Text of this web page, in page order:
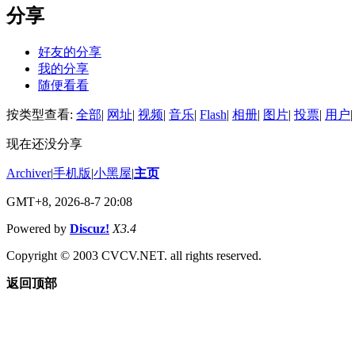
分享
好友的分享
我的分享
随便看看
按类型查看: 全部| 网址| 视频| 音乐| Flash| 相册| 图片| 投票| 用户|
现在还没分享
Archiver|手机版|小黑屋|主页
GMT+8, 2026-8-7 20:08
Powered by Discuz! X3.4
Copyright © 2003 CVCV.NET. all rights reserved.
返回顶部